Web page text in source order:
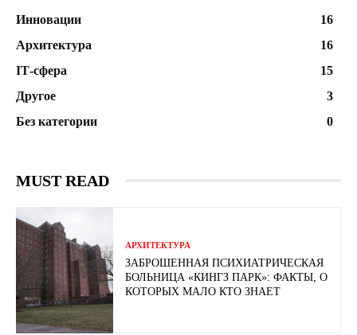
Инновации
16
Архитектура
16
ІТ-сфера
15
Другое
3
Без категории
0
MUST READ
АРХИТЕКТУРА
ЗАБРОШЕННАЯ ПСИХИАТРИЧЕСКАЯ
БОЛЬНИЦА «КИНГЗ ПАРК»: ФАКТЫ, О
КОТОРЫХ МАЛО КТО ЗНАЕТ